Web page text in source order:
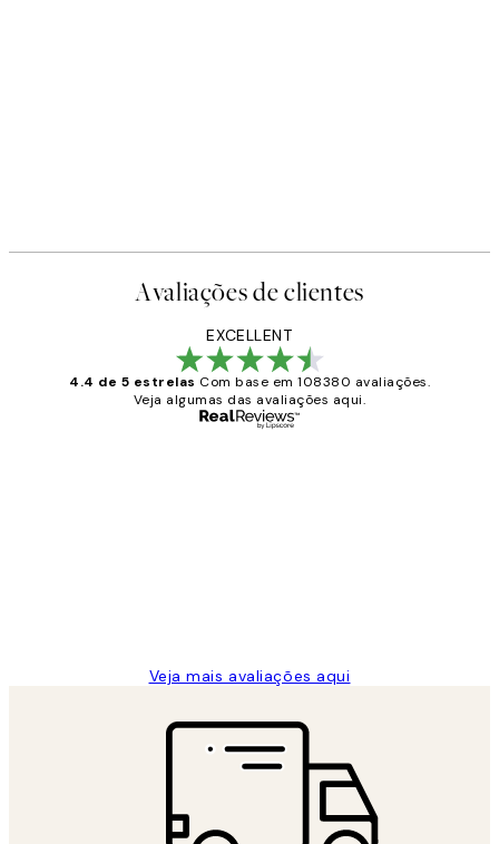
Avaliações de clientes
EXCELLENT
4.4 de 5 estrelas Com base em 108380 avaliações.
Veja algumas das avaliações aqui.
Veja mais avaliações aqui